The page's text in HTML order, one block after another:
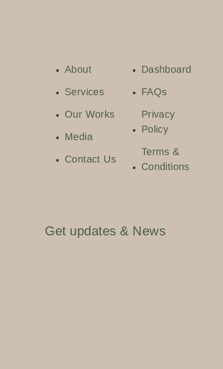
About
Services
Our Works
Media
Contact Us
Dashboard
FAQs
Privacy
Policy
Terms &
Conditions
Get updates & News